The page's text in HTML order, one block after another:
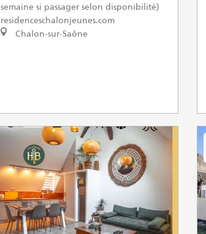
semaine si passager selon disponibilité)
residenceschalonjeunes.com
Chalon-sur-Saône